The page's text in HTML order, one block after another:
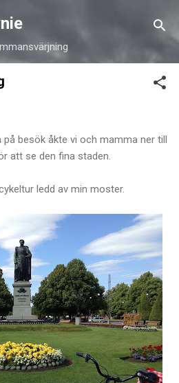
main content
besök åkte vi och mamma ner till
att se den fina staden.
ledd av min moster.